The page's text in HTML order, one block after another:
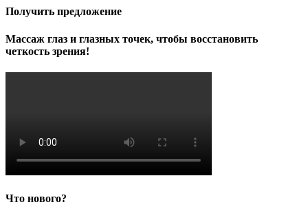
Получить предложение
Массаж глаз и глазных точек, чтобы восстановить
четкость зрения!
Что нового?